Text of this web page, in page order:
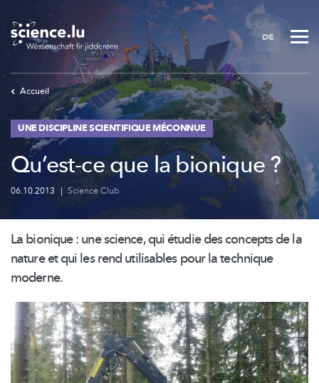
Skip
main
content
DE
Accueil
UNE DISCIPLINE SCIENTIFIQUE MÉCONNUE
Qu’est-ce que la bionique ?
06.10.2013 | Science Club
La bionique : une science, qui étudie des concepts de la
nature et qui les rend utilisables pour la technique
moderne.